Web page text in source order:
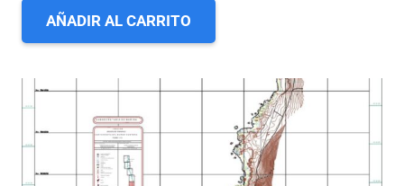
AÑADIR AL CARRITO